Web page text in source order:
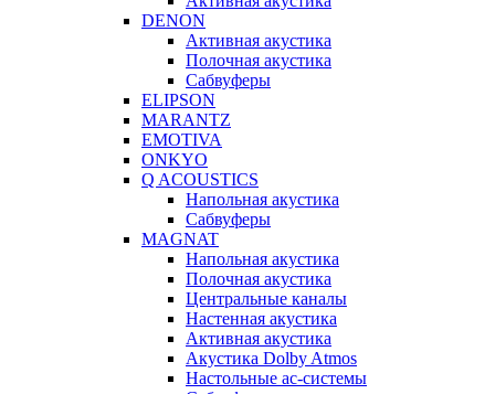
DENON
Активная акустика
Полочная акустика
Сабвуферы
ELIPSON
MARANTZ
EMOTIVA
ONKYO
Q ACOUSTICS
Напольная акустика
Сабвуферы
MAGNAT
Напольная акустика
Полочная акустика
Центральные каналы
Настенная акустика
Активная акустика
Акустика Dolby Atmos
Настольные ас-системы